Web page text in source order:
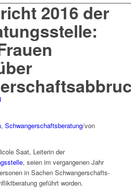
2016 der
, Schwangerschaftsberatung/von
Saat, Leiterin der
, seien im vergangenen Jahr
in Sachen Schwangerschafts-
geführt worden.